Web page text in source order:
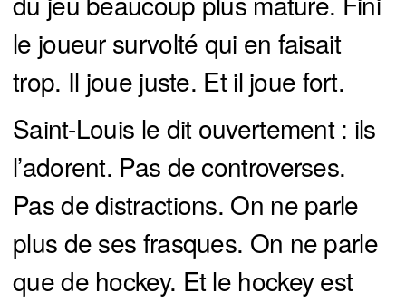
le joueur survolté qui en faisait
trop. Il joue juste. Et il joue fort.
Saint-Louis le dit ouvertement : ils
l’adorent. Pas de controverses.
Pas de distractions. On ne parle
plus de ses frasques. On ne parle
que de hockey. Et le hockey est